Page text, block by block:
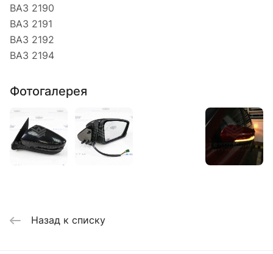
ВАЗ 2190
ВАЗ 2191
ВАЗ 2192
ВАЗ 2194
Фотогалерея
Назад к списку